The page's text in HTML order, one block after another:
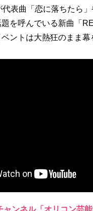
表曲「恋に落ちたら
を呼んでいる新曲「
ントは大熱狂のまま幕